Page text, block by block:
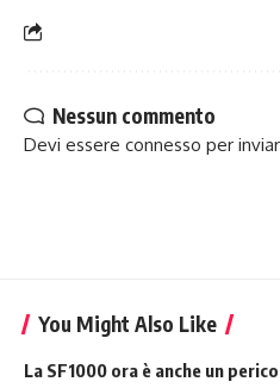
Nessun commento
Devi essere connesso per
You Might Also Like
La SF1000 ora è anche un